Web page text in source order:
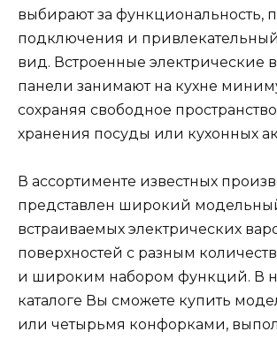
выбирают за функциональность,
подключения и
вид. Встроенные электрические
панели занимают на кухне
сохраняя свободное
хранения посуды или кухонных
В ассортименте известных
представлен широкий
встраиваемых электрических
поверхностей с разным
и широким набором функций. В
каталоге Вы сможете купить
или четырьмя конфорками,